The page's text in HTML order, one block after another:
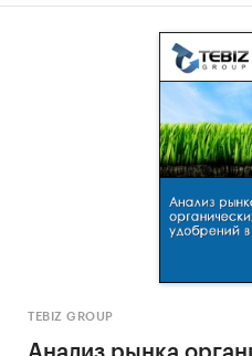
TEBIZ GROUP